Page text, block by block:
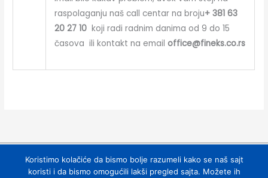
raspolaganju naš call centar na broju+ 381 63
20 27 10koji radi radnim danima od 9 do 15
časova ili kontakt na email office@fineks.co.rs
Pravila privatnosti
Koristimo kolačiće da bismo bolje razumeli kako se naš sajt
koristi i da bismo omogućili lakši pregled sajta. Možete ih